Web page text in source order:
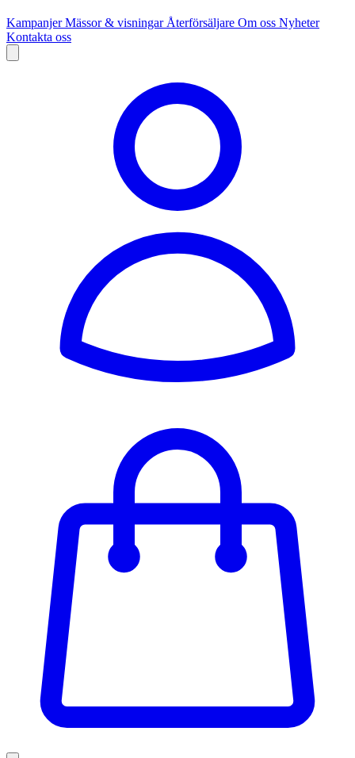
KampanjerMässor & visningar Återförsäljare Om oss Nyheter
Kontakta oss